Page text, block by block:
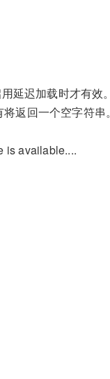
延迟加载时才有效。
返回一个空字符串。
is available....